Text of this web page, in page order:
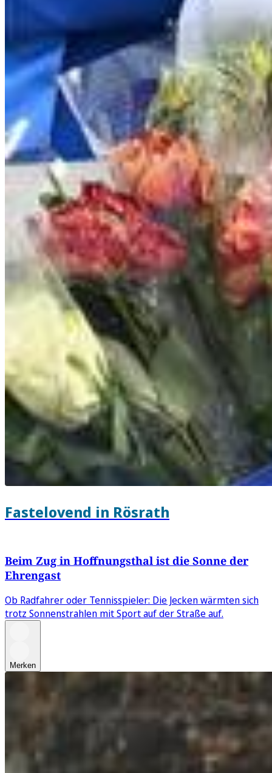
Fastelovend in Rösrath
Beim Zug in Hoffnungsthal ist die Sonne der
Ehrengast
Ob Radfahrer oder Tennisspieler: Die Jecken wärmten sich
trotz Sonnenstrahlen mit Sport auf der Straße auf.
Merken